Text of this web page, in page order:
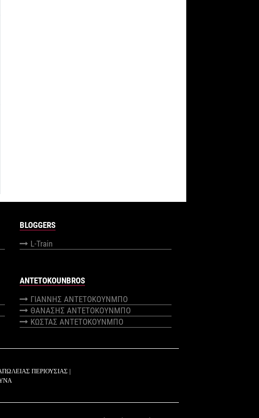
BLOGGERS
L-Train
ANTETOKOUNBROS
ΓΙΑΝΝΗΣ ΑΝΤΕΤΟΚΟΥΝΜΠΟ
ΘΑΝΑΣΗΣ ΑΝΤΕΤΟΚΟΥΝΜΠΟ
ΚΩΣΤΑΣ ΑΝΤΕΤΟΚΟΥΝΜΠΟ